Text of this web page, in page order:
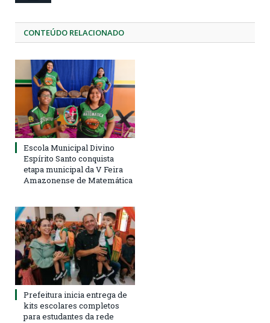
CONTEÚDO RELACIONADO
Escola Municipal Divino
Espírito Santo conquista
etapa municipal da V Feira
Amazonense de Matemática
Prefeitura inicia entrega de
kits escolares completos
para estudantes da rede